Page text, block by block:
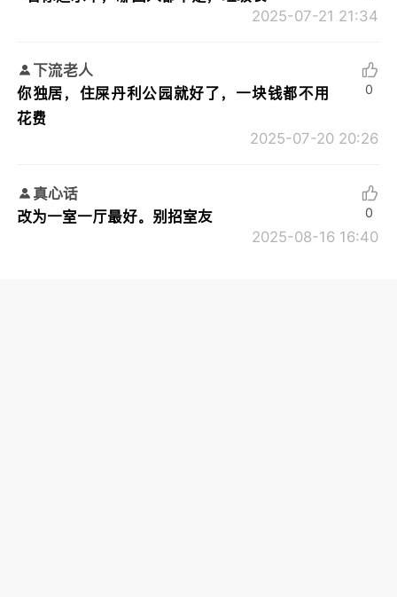
2025-07-21 21:34
下流老人
你独居，住屎丹利公园就好了，一块钱都不用
花费
2025-07-20 20:26
0
真心话
改为一室一厅最好。别招室友
2025-08-16 16:40
0